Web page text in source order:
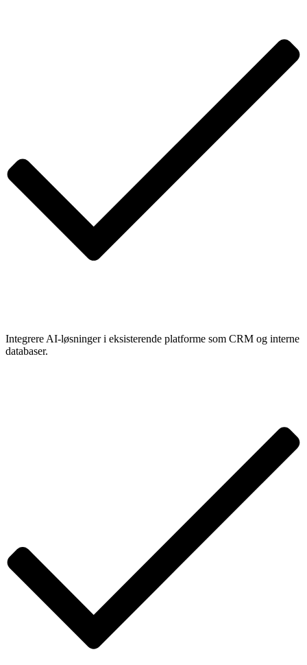
Integrere AI-løsninger i eksisterende platforme som CRM og interne
databaser.